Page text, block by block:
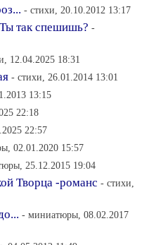
- стихи, 20.10.2012 13:17
так спешишь? -
12.04.2025 18:31
- стихи, 26.01.2014 13:01
13:15
22:18
22:57
02.01.2020 15:57
25.12.2015 19:04
Творца -романс - стихи,
- миниатюры, 08.02.2017